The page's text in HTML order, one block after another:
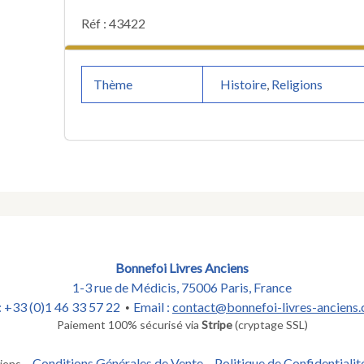
Réf : 43422
Thème Histoire Religions
Bonnefoi Livres Anciens
1-3 rue de Médicis, 75006 Paris, France
+33 (0)1 46 33 57 22 • Email : contact@bonnefoi-livres-
Paiement 100% sécurisé via Stripe(cryptage SSL)